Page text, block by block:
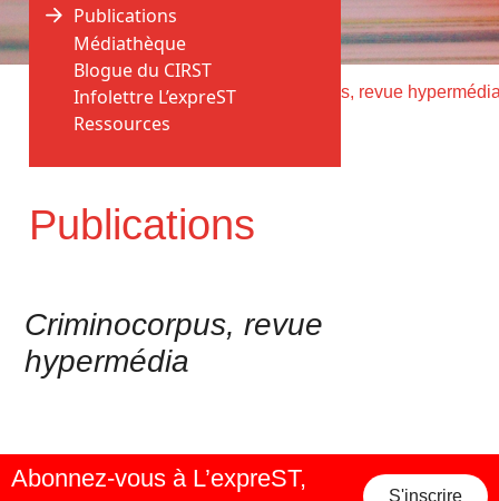
Accueil > Publications > Criminocorpus, revue
Publications
Publications
Médiathèque
Blogue du CIRST
Infolettre L’expreST
Ressources
Criminocorpus, revue
hypermédia
Abonnez-vous à L’expreST,
S'inscrire